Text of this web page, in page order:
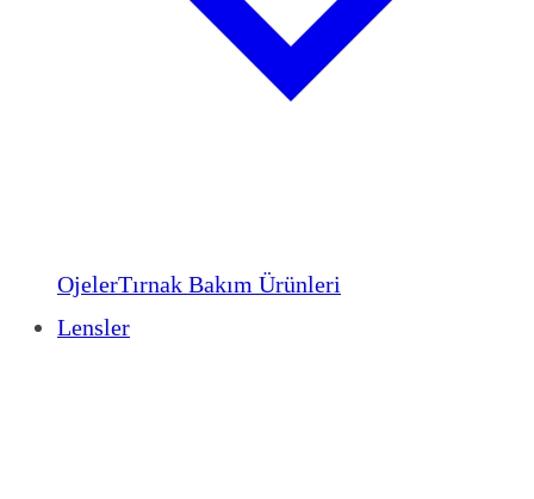
OjelerTırnak Bakım Ürünleri
Lensler